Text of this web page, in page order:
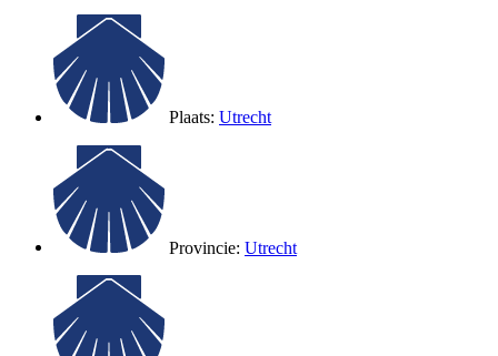
Plaats: Utrecht
Provincie: Utrecht